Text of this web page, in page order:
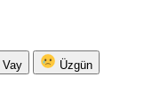
Vay Üzgün